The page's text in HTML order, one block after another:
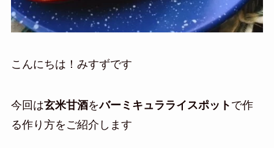
こんにちは！みすずです
今回は玄米甘酒をバーミキュラライスポット で作
る作り方をご紹介します